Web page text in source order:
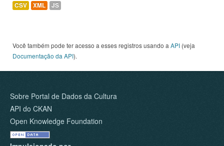
CSV XML JS
Você também pode ter acesso a esses registros usando a API (veja
Documentação da API).
Sobre Portal de Dados da Cultura
API do CKAN
Open Knowledge Foundation